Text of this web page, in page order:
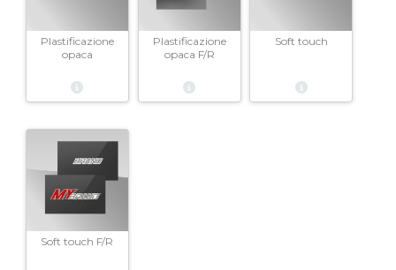
Plastificazione
opaca
Plastificazione
opaca F/R
Soft touch
Soft touch F/R